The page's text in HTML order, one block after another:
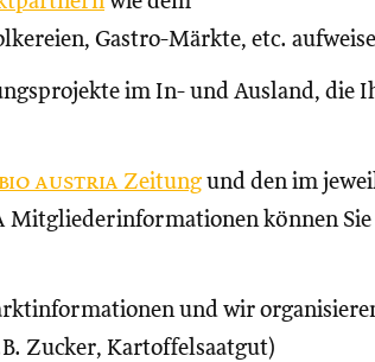
Gastro-Märkte, etc.
im In- und Ausland, die
bio austria Zeitungund den im
Mitgliederinformationen können Sie
und wir
Zucker, Kartoffelsaatgut)